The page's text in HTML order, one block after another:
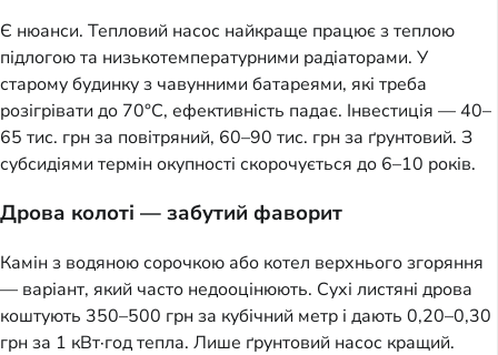
Є нюанси. Тепловий насос найкраще працює з теплою
підлогою та низькотемпературними радіаторами. У
старому будинку з чавунними батареями, які треба
розігрівати до 70°C, ефективність падає. Інвестиція — 40–
65 тис. грн за повітряний, 60–90 тис. грн за ґрунтовий. З
субсидіями термін окупності скорочується до 6–10 років.
Дрова колоті — забутий фаворит
Камін з водяною сорочкою або котел верхнього згоряння
— варіант, який часто недооцінюють. Сухі листяні дрова
коштують 350–500 грн за кубічний метр і дають 0,20–0,30
грн за 1 кВт·год тепла. Лише ґрунтовий насос кращий.